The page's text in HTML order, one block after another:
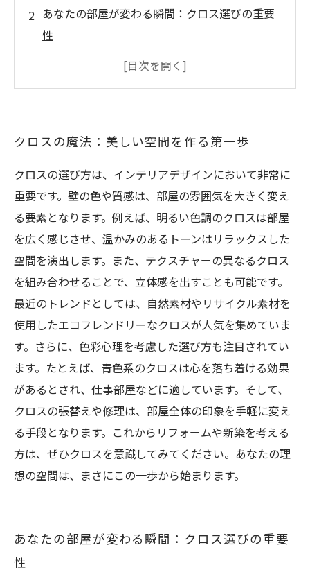
あなたの部屋が変わる瞬間：クロス選びの重要
性
トレンドを取り入れたクロスの選定ガイド
理想の空間実現への道：クロス選びのポイント
を楽しもう
クロスの魔法：美しい空間を作る第一歩
クロスの選び方は、インテリアデザインにおいて非常に
重要です。壁の色や質感は、部屋の雰囲気を大きく変え
る要素となります。例えば、明るい色調のクロスは部屋
を広く感じさせ、温かみのあるトーンはリラックスした
空間を演出します。また、テクスチャーの異なるクロス
を組み合わせることで、立体感を出すことも可能です。
最近のトレンドとしては、自然素材やリサイクル素材を
使用したエコフレンドリーなクロスが人気を集めていま
す。さらに、色彩心理を考慮した選び方も注目されてい
ます。たとえば、青色系のクロスは心を落ち着ける効果
があるとされ、仕事部屋などに適しています。そして、
クロスの張替えや修理は、部屋全体の印象を手軽に変え
る手段となります。これからリフォームや新築を考える
方は、ぜひクロスを意識してみてください。あなたの理
想の空間は、まさにこの一歩から始まります。
あなたの部屋が変わる瞬間：クロス選びの重要
性